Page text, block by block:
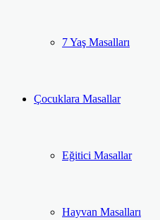
7 Yaş Masalları
Çocuklara Masallar
Eğitici Masallar
Hayvan Masalları